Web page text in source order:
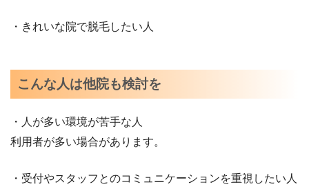
・きれいな院で脱毛したい人
こんな人は他院も検討を
・人が多い環境が苦手な人
利用者が多い場合があります。
・受付やスタッフとのコミュニケーションを重視したい人